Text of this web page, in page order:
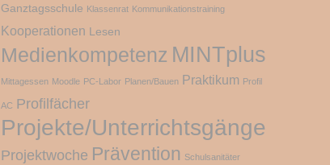
Ganztagsschule Klassenrat Kommunikationstraining
Kooperationen Lesen
Medienkompetenz MINTplus
Mittagessen Moodle PC-Labor Planen/Bauen Praktikum Profil
AC Profilfächer
Projekte/Unterrichtsgänge
Projektwoche Prävention Schulsanitäter